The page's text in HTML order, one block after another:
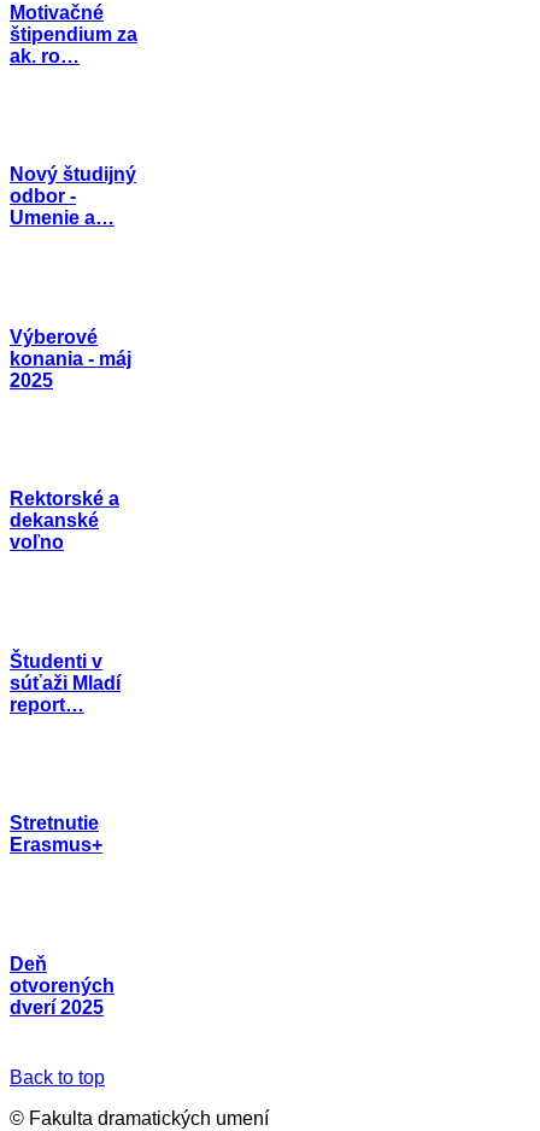
Motivačné
štipendium za
ak. ro…
Nový študijný
odbor -
Umenie a…
Výberové
konania - máj
2025
Rektorské a
dekanské
voľno
Študenti v
súťaži Mladí
report…
Stretnutie
Erasmus+
Deň
otvorených
dverí 2025
Back to top
© Fakulta dramatických umení